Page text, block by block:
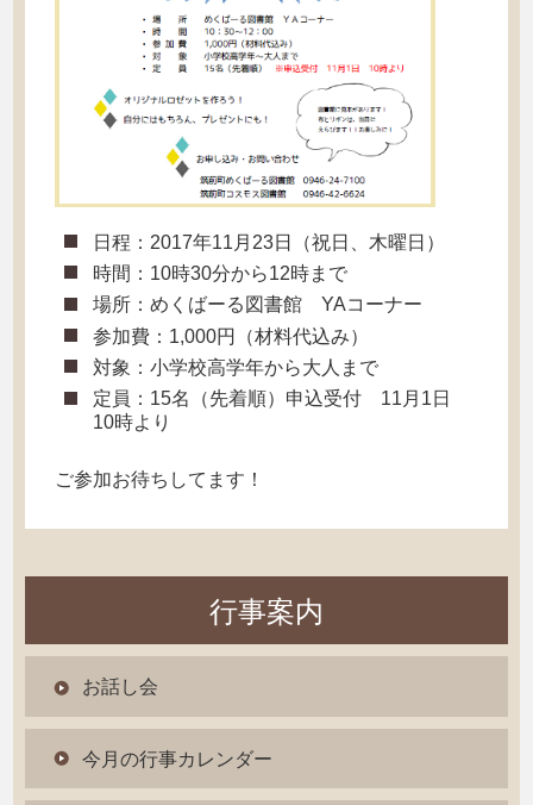
日程：2017年11月23日（祝日、木曜日）
時間：10時30分から12時まで
場所：めくばーる図書館 YAコーナー
参加費：1,000円（材料代込み）
対象：小学校高学年から大人まで
定員：15名（先着順）申込受付 11月1日
10時より
ご参加お待ちしてます！
行事案内
お話し会
今月の行事カレンダー